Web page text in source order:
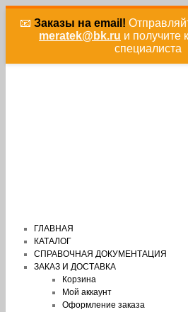
📧 Заказы на email!
meratek@bk.ru и получите
специалиста
ГЛАВНАЯ
КАТАЛОГ
СПРАВОЧНАЯ ДОКУМЕНТАЦИЯ
ЗАКАЗ И ДОСТАВКА
Корзина
Мой аккаунт
Оформление заказа